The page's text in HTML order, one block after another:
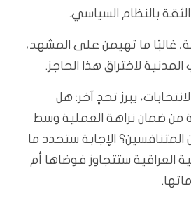
بالنظام السياسي.
غالبًا ما تهيمن على المشهد،
المدنية لاختراق هذا الحاجز.
يبرز تحدٍ آخر: هل
ضمان نزاهة العملية وسط
المتنافسين؟ الإجابة ستحدد ما
العراقية ستتجاوز فوضاها أم